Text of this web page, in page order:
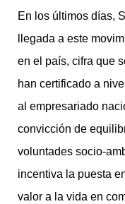
En los últimos días,
llegada a este
en el país, cifra que
han certificado a
al empresariado
convicción de
voluntades socio-
incentiva la puesta
valor a la vida en